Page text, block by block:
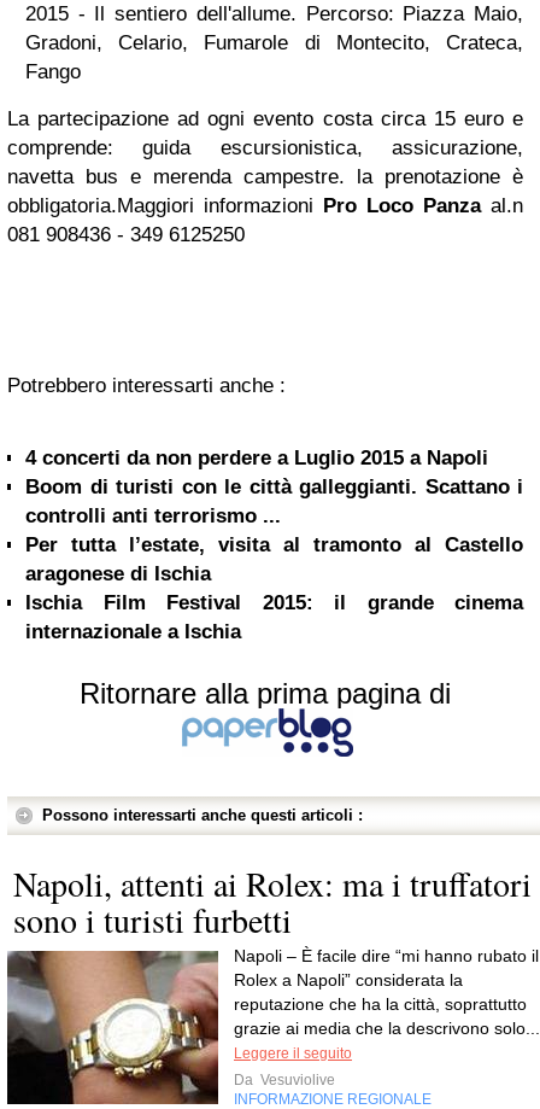
2015 - Il sentiero dell'allume. Percorso: Piazza Maio,
Gradoni, Celario, Fumarole di Montecito, Crateca,
Fango
La partecipazione ad ogni evento costa circa 15 euro e
comprende: guida escursionistica, assicurazione,
navetta bus e merenda campestre. la prenotazione è
obbligatoria.Maggiori informazioni Pro Loco Panzaal.n
081 908436 - 349 6125250
Potrebbero interessarti anche :
4 concerti da non perdere a Luglio 2015 a Napoli
Boom di turisti con le città galleggianti. Scattano i
controlli anti terrorismo ...
Per tutta l’estate, visita al tramonto al Castello
aragonese di Ischia
Ischia Film Festival 2015: il grande cinema
internazionale a Ischia
Ritornare alla prima pagina di
Possono interessarti anche questi articoli :
Napoli, attenti ai Rolex: ma i truffatori
sono i turisti furbetti
Napoli – È facile dire “mi hanno rubato il
Rolex a Napoli” considerata la
reputazione che ha la città, soprattutto
grazie ai media che la descrivono solo...
Leggere il seguito
Da Vesuviolive
INFORMAZIONE REGIONALE